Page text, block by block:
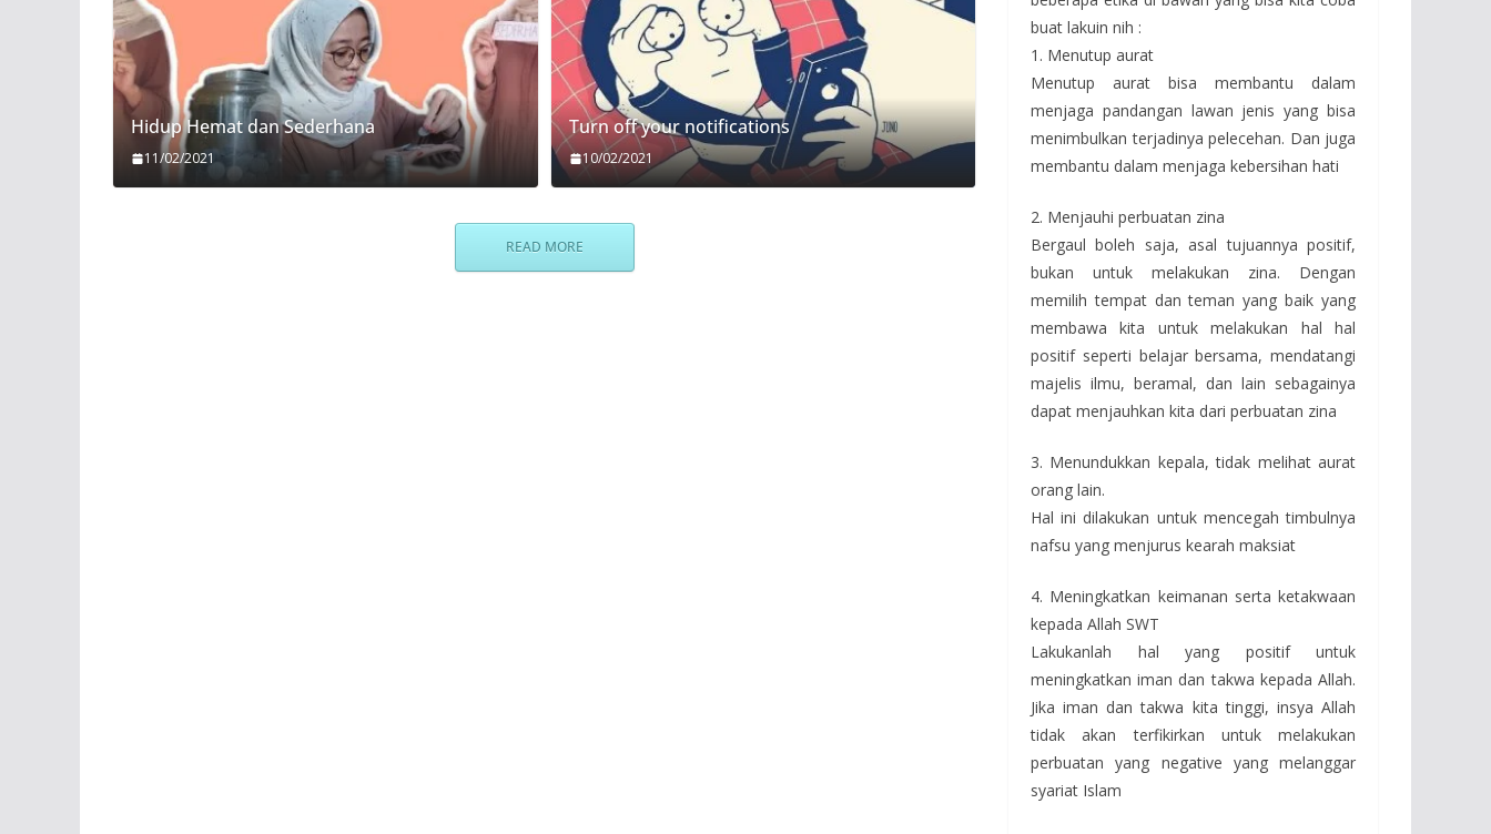
buat lakuin nih :
1. Menutup aurat
Menutup aurat bisa membantu dalam
menjaga pandangan lawan jenis yang bisa
menimbulkan terjadinya pelecehan. Dan juga
membantu dalam menjaga kebersihan hati
2. Menjauhi perbuatan zina
Bergaul boleh saja, asal tujuannya positif,
bukan untuk melakukan zina. Dengan
memilih tempat dan teman yang baik yang
membawa kita untuk melakukan hal hal
positif seperti belajar bersama, mendatangi
majelis ilmu, beramal, dan lain sebagainya
dapat menjauhkan kita dari perbuatan zina
3. Menundukkan kepala, tidak melihat aurat
orang lain.
Hal ini dilakukan untuk mencegah timbulnya
nafsu yang menjurus kearah maksiat
4. Meningkatkan keimanan serta ketakwaan
kepada Allah SWT
Lakukanlah hal yang positif untuk
meningkatkan iman dan takwa kepada Allah.
Jika iman dan takwa kita tinggi, insya Allah
tidak akan terfikirkan untuk melakukan
perbuatan yang negative yang melanggar
syariat Islam
Hidup Hemat dan Sederhana
11/02/2021
Turn off your notifications
10/02/2021
READ MORE